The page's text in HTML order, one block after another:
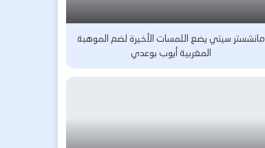
مانشستر سيتي يضع اللمسات الأخيرة لضم الموهبة
المغربية أيوب بوعدي